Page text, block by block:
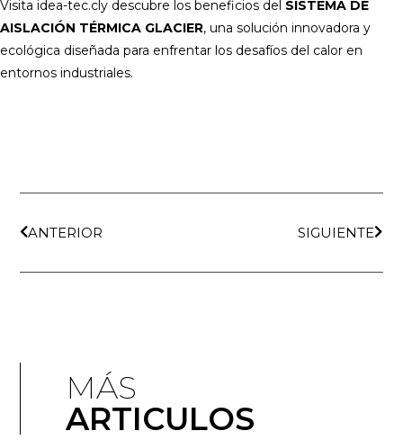
Visita idea-tec.cly descubre los beneficios del SISTEMA DE
AISLACIÓN TÉRMICA GLACIER, una solución innovadora y
ecológica diseñada para enfrentar los desafíos del calor en
entornos industriales.
ANTERIOR SIGUIENTE
MÁS
ARTICULOS